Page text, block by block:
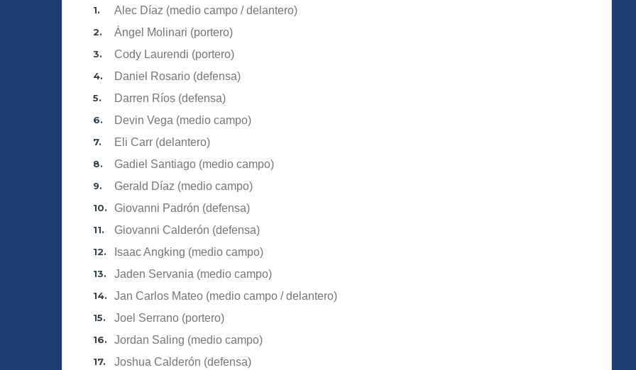
Alec Díaz (medio campo / delantero)
Ángel Molinari (portero)
Cody Laurendi (portero)
Daniel Rosario (defensa)
Darren Ríos (defensa)
Devin Vega (medio campo)
Eli Carr (delantero)
Gadiel Santiago (medio campo)
Gerald Díaz (medio campo)
Giovanni Padrón (defensa)
Giovanni Calderón (defensa)
Isaac Angking (medio campo)
Jaden Servania (medio campo)
Jan Carlos Mateo (medio campo / delantero)
Joel Serrano (portero)
Jordan Saling (medio campo)
Joshua Calderón (defensa)